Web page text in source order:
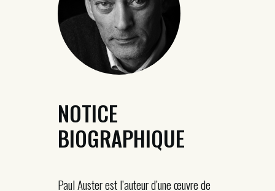
NOTICE
BIOGRAPHIQUE
Paul Auster est l’auteur d’une œuvre de